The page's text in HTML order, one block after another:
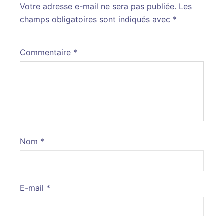
Votre adresse e-mail ne sera pas publiée. Les
champs obligatoires sont indiqués avec *
Commentaire *
Nom *
E-mail *
Alternative: